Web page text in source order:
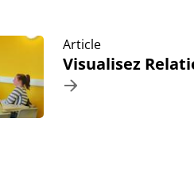
Article
Visualisez